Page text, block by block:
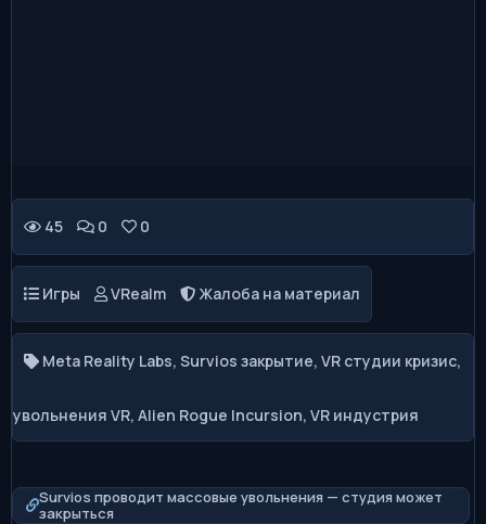
45 0 0
Игры VRealm Жалоба на материал
Meta Reality Labs, Survios закрытие, VR студии кризис,
увольнения VR, Alien Rogue Incursion, VR индустрия
Survios проводит массовые увольнения — студия может
закрыться